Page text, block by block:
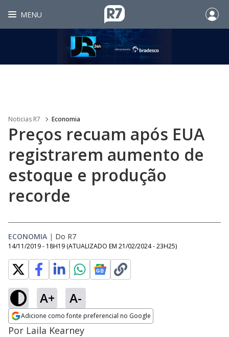
MENU
Noticias R7 Economia
Preços recuam após EUA
registrarem aumento de
estoque e produção
recorde
ECONOMIA | Do R7
14/11/2019 - 18H19 (ATUALIZADO EM 21/02/2024 - 23H25)
A+ A-
Adicione como fonte preferencial no Google
Opens in new window
Por Laila Kearney